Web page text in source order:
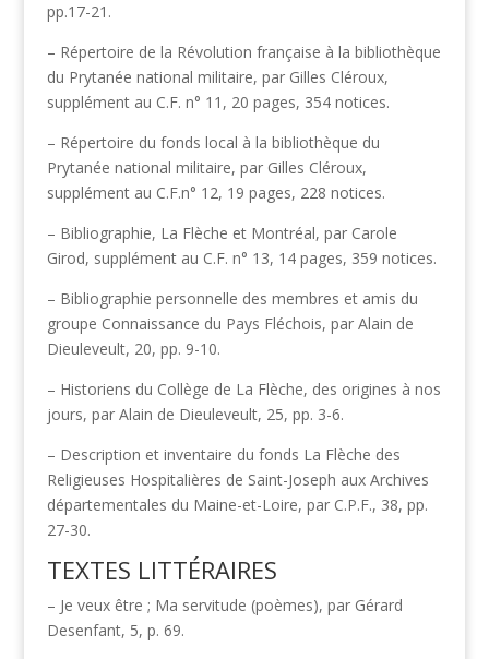
pp.17-21.
– Répertoire de la Révolution française à la bibliothèque
du Prytanée national militaire, par Gilles Cléroux,
supplément au C.F. n° 11, 20 pages, 354 notices.
– Répertoire du fonds local à la bibliothèque du
Prytanée national militaire, par Gilles Cléroux,
supplément au C.F.n° 12, 19 pages, 228 notices.
– Bibliographie, La Flèche et Montréal, par Carole
Girod, supplément au C.F. n° 13, 14 pages, 359 notices.
– Bibliographie personnelle des membres et amis du
groupe Connaissance du Pays Fléchois, par Alain de
Dieuleveult, 20, pp. 9-10.
– Historiens du Collège de La Flèche, des origines à nos
jours, par Alain de Dieuleveult, 25, pp. 3-6.
– Description et inventaire du fonds La Flèche des
Religieuses Hospitalières de Saint-Joseph aux Archives
départementales du Maine-et-Loire, par C.P.F., 38, pp.
27-30.
TEXTES LITTÉRAIRES
– Je veux être ; Ma servitude (poèmes), par Gérard
Desenfant, 5, p. 69.